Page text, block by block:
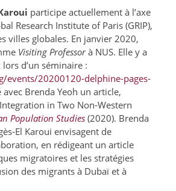
participe actuellement à l’axe
Research Institute of Paris (GRIP),
villes globales. En janvier 2020,
Visiting Professorà NUS. Elle y a
d’un séminaire :
events/20200120-delphine-pages-
avec Brenda Yeoh un article,
in Two Non-Western
Population Studies (2020). Brenda
El Karoui envisagent de
en rédigeant un article
migratoires et les stratégies
des migrants à Dubaï et à